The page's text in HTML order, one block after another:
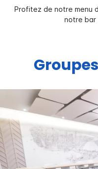
Profitez de notre menu
notre bar